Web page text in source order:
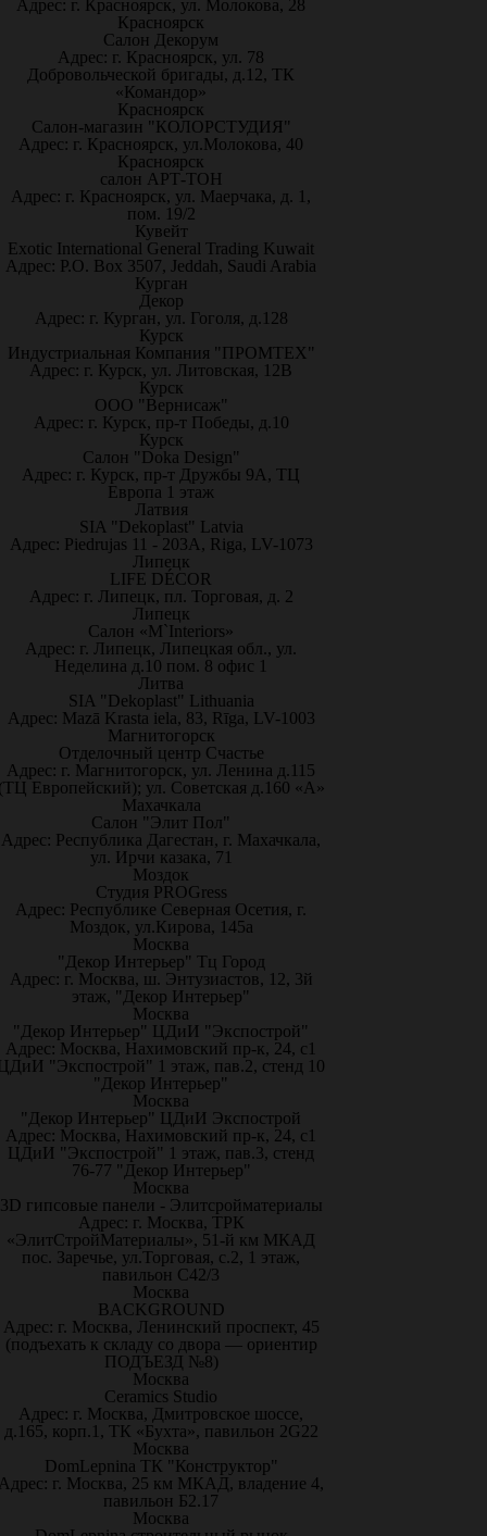
Адрес: г. Красноярск, ул. Молокова, 28
Красноярск
Салон Декорум
Адрес: г. Красноярск, ул. 78
Добровольческой бригады, д.12, ТК
«Командор»
Красноярск
Салон-магазин "КОЛОРСТУДИЯ"
Адрес: г. Красноярск, ул.Молокова, 40
Красноярск
салон АРТ-ТОН
Адрес: г. Красноярск, ул. Маерчака, д. 1,
пом. 19/2
Кувейт
Exotic International General Trading Kuwait
Адрес: P.O. Box 3507, Jeddah, Saudi Arabia
Курган
Декор
Адрес: г. Курган, ул. Гоголя, д.128
Курск
Индустриальная Компания "ПРОМТЕХ"
Адрес: г. Курск, ул. Литовская, 12В
Курск
ООО "Вернисаж"
Адрес: г. Курск, пр-т Победы, д.10
Курск
Салон "Doka Design"
Адрес: г. Курск, пр-т Дружбы 9А, ТЦ
Европа 1 этаж
Латвия
SIA "Dekoplast" Latvia
Адрес: Piedrujas 11 - 203A, Riga, LV-1073
Липецк
LIFE DÉCOR
Адрес: г. Липецк, пл. Торговая, д. 2
Липецк
Салон «M`Interiors»
Адрес: г. Липецк, Липецкая обл., ул.
Неделина д.10 пом. 8 офис 1
Литва
SIA "Dekoplast" Lithuania
Адрес: Mazā Krasta iela, 83, Rīga, LV-1003
Магнитогорск
Отделочный центр Счастье
Адрес: г. Магнитогорск, ул. Ленина д.115
Европейский); ул. Советская д.160 «А»
Махачкала
Салон "Элит Пол"
Адрес: Республика Дагестан, г. Махачкала,
ул. Ирчи казака, 71
Моздок
Студия PROGress
Адрес: Республике Северная Осетия, г.
Моздок, ул.Кирова, 145а
Москва
"Декор Интерьер" Тц Город
Адрес: г. Москва, ш. Энтузиастов, 12, 3й
этаж, "Декор Интерьер"
Москва
"Декор Интерьер" ЦДиИ "Экспострой"
Адрес: Москва, Нахимовский пр-к, 24, с1
"Экспострой" 1 этаж, пав.2, стенд 10
"Декор Интерьер"
Москва
"Декор Интерьер" ЦДиИ Экспострой
Адрес: Москва, Нахимовский пр-к, 24, с1
ЦДиИ "Экспострой" 1 этаж, пав.3, стенд
76-77 "Декор Интерьер"
Москва
3D гипсовые панели - Элитсройматериалы
Адрес: г. Москва, ТРК
«ЭлитСтройМатериалы», 51-й км МКАД
пос. Заречье, ул.Торговая, с.2, 1 этаж,
павильон С42/3
Москва
BACKGROUND
Адрес: г. Москва, Ленинский проспект, 45
(подъехать к складу со двора — ориентир
ПОДЪЕЗД №8)
Москва
Ceramics Studio
Адрес: г. Москва, Дмитровское шоссе,
д.165, корп.1, ТК «Бухта», павильон 2G22
Москва
DomLepnina ТК "Конструктор"
г. Москва, 25 км МКАД, владение 4,
павильон Б2.17
Москва